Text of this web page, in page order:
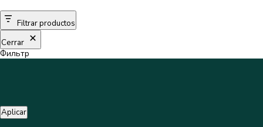
Filtrar productos
Cerrar
Фильтр
Aplicar